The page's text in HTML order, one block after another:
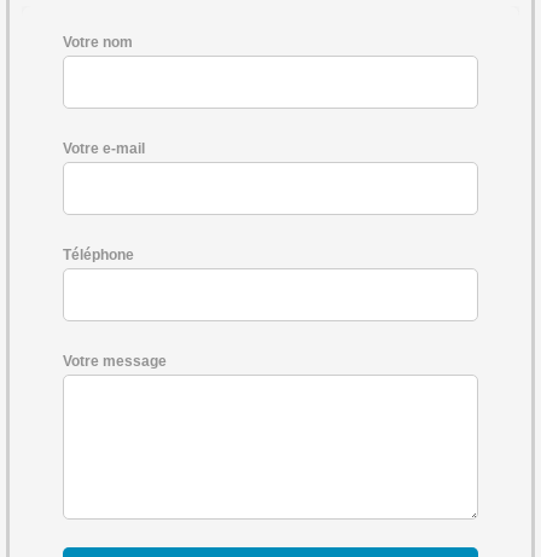
Votre nom
Votre e-mail
Téléphone
Votre message